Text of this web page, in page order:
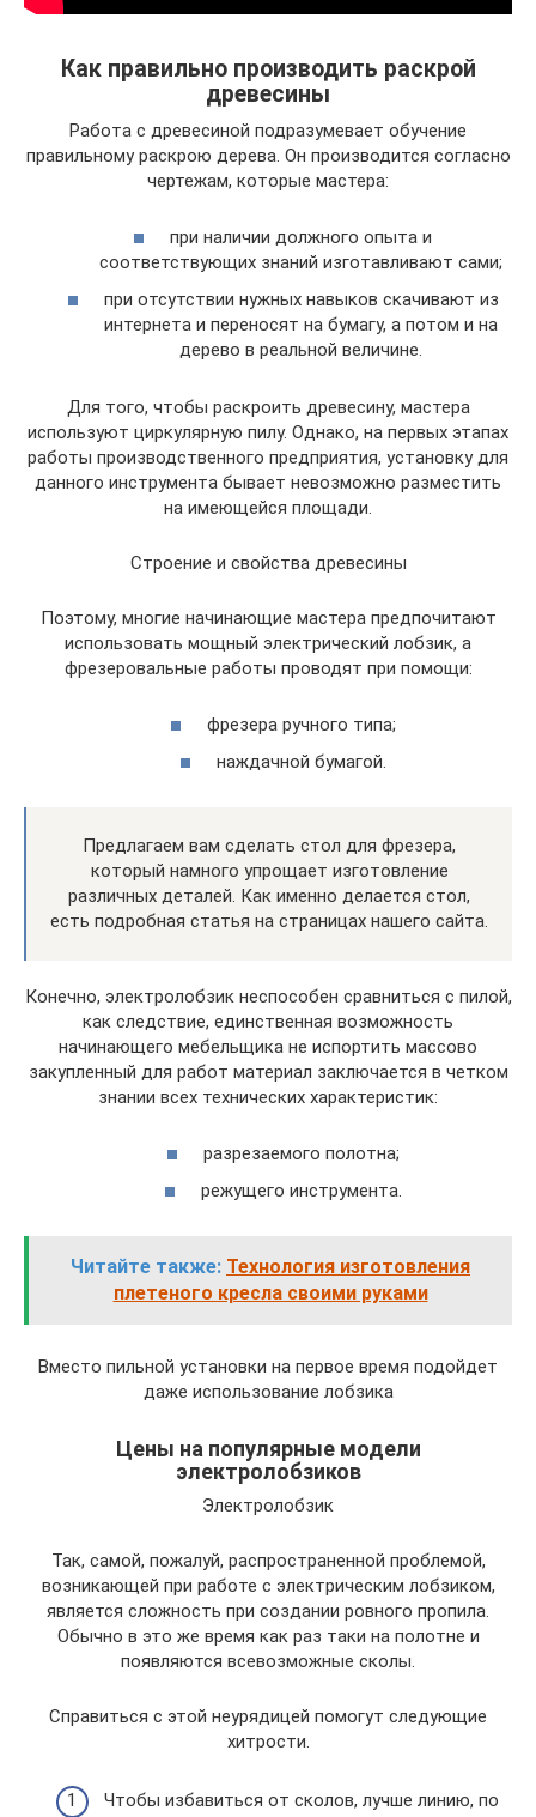
Как правильно производить раскрой
древесины
Работа с древесиной подразумевает обучение
правильному раскрою дерева. Он производится согласно
чертежам, которые мастера:
при наличии должного опыта и
соответствующих знаний изготавливают сами;
при отсутствии нужных навыков скачивают из
интернета и переносят на бумагу, а потом и на
дерево в реальной величине.
Для того, чтобы раскроить древесину, мастера
используют циркулярную пилу. Однако, на первых этапах
работы производственного предприятия, установку для
данного инструмента бывает невозможно разместить
на имеющейся площади.
Строение и свойства древесины
Поэтому, многие начинающие мастера предпочитают
использовать мощный электрический лобзик, а
фрезеровальные работы проводят при помощи:
фрезера ручного типа;
наждачной бумагой.
Предлагаем вам сделать стол для фрезера,
который намного упрощает изготовление
различных деталей. Как именно делается стол,
есть подробная статья на страницах нашего сайта.
Конечно, электролобзик неспособен сравниться с пилой,
как следствие, единственная возможность
начинающего мебельщика не испортить массово
закупленный для работ материал заключается в четком
знании всех технических характеристик:
разрезаемого полотна;
режущего инструмента.
Читайте также: Технология изготовления
плетеного кресла своими руками
Вместо пильной установки на первое время подойдет
даже использование лобзика
Цены на популярные модели
электролобзиков
Электролобзик
Так, самой, пожалуй, распространенной проблемой,
возникающей при работе с электрическим лобзиком,
является сложность при создании ровного пропила.
Обычно в это же время как раз таки на полотне и
появляются всевозможные сколы.
Справиться с этой неурядицей помогут следующие
хитрости.
Чтобы избавиться от сколов, лучше линию, по